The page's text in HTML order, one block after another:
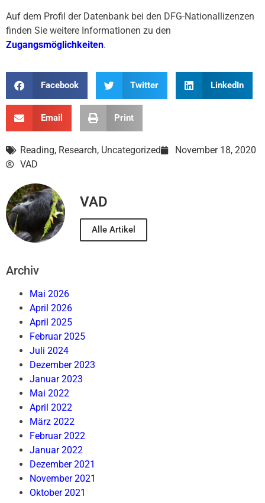
Auf dem Profil der Datenbank bei den DFG-Nationallizenzen
finden Sie weitere Informationen zu den
Zugangsmöglichkeiten.
Facebook Twitter LinkedIn
Email Print
Reading, Research, Uncategorized
November 18, 2020
VAD
VAD
Alle Artikel
Archiv
Mai 2026
April 2026
April 2025
Februar 2025
Juli 2024
Dezember 2023
Januar 2023
Mai 2022
April 2022
März 2022
Februar 2022
Januar 2022
Dezember 2021
November 2021
Oktober 2021